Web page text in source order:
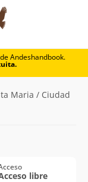
Andeshandbook.
Maria / Ciudad
libre